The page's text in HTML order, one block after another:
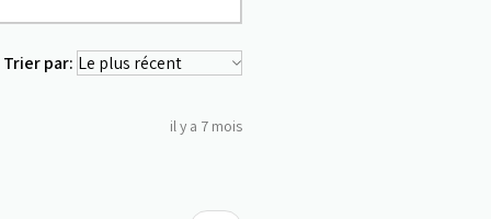
Trier par:
il y a 7 mois